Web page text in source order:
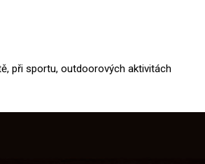
při sportu, outdoorových aktivitách